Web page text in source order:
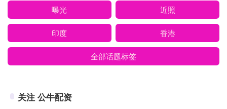
曝光 近照
印度 香港
全部话题标签
关注 公牛配资